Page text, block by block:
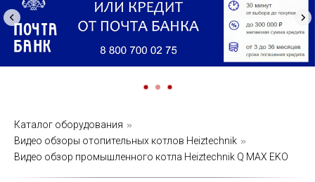
Каталог оборудования »
Видео обзоры отопительных котлов Heiztechnik »
Видео обзор промышленного котла Heiztechnik Q MAX EKO